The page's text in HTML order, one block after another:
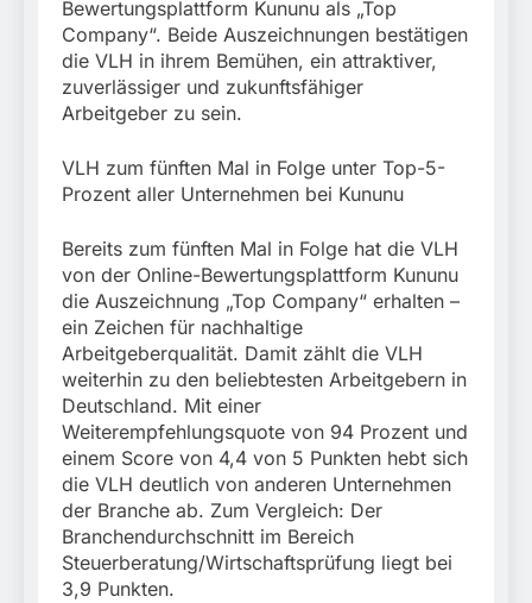
europäischen
Auslieferungshaftbefehl
Bundespolizei in
Saarbrücken
Bundespolizeidirektion
München:
Beinahekollision an
Bahnübergang in Aubing
/ Bundespolizei ermittelt
Eingriffs in den
Bahnverkehr
5. August 2026
Bewertungsplattform Kununu als „Top
Company“. Beide Auszeichnungen bestätigen
die VLH in ihrem Bemühen, ein attraktiver,
zuverlässiger und zukunftsfähiger
Arbeitgeber zu sein.
VLH zum fünften Mal in Folge unter Top-5-
Prozent aller Unternehmen bei Kununu
Bereits zum fünften Mal in Folge hat die VLH
von der Online-Bewertungsplattform Kununu
die Auszeichnung „Top Company“ erhalten –
ein Zeichen für nachhaltige
Arbeitgeberqualität. Damit zählt die VLH
weiterhin zu den beliebtesten Arbeitgebern in
Deutschland. Mit einer
Weiterempfehlungsquote von 94 Prozent und
einem Score von 4,4 von 5 Punkten hebt sich
die VLH deutlich von anderen Unternehmen
der Branche ab. Zum Vergleich: Der
Branchendurchschnitt im Bereich
Steuerberatung/Wirtschaftsprüfung liegt bei
3,9 Punkten.